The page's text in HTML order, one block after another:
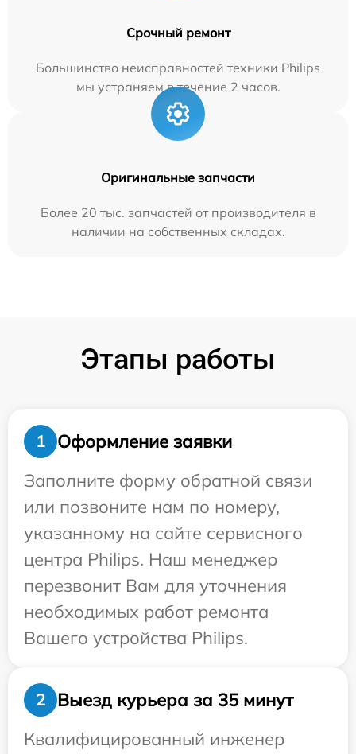
Срочный ремонт
Большинство неисправностей техники Philips
мы устраняем в течение 2 часов.
Оригинальные запчасти
Более 20 тыс. запчастей от производителя в
наличии на собственных складах.
Этапы работы
1
Оформление заявки
Заполните форму обратной связи
или позвоните нам по номеру,
указанному на сайте сервисного
центра Philips. Наш менеджер
перезвонит Вам для уточнения
необходимых работ ремонта
Вашего устройства Philips.
2
Выезд курьера за 35 минут
Квалифицированный инженер